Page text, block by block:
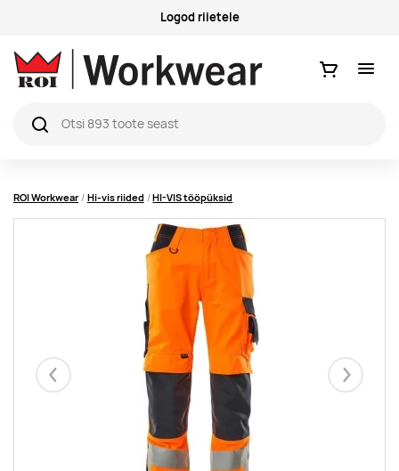
Logod riietele
Ostukorv
ROI Workwear Hi-vis riided HI-VIS tööpüksid
Eelmised